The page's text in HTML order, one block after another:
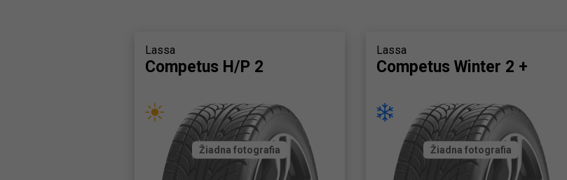
Lassa
Competus H/P 2
Žiadna fotografia
Lassa
Competus Winter 2 +
Žiadna fotografia